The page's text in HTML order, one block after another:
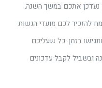
נעדכן אתכם במשך השנה,
להזכיר לכם מועדי הגשות
בזמן. כל שעליכם
ובשביל לקבל עדכונים